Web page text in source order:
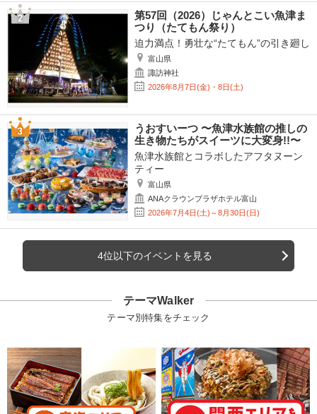
第57回（2026）じゃんとこい魚津ま
つり（たてもん祭り）
迫力満点！勇壮な“たてもん”の引き廻し
富山県
諏訪神社
2026年8月7日(金)・8日(土)
うおすいーつ 〜魚津水族館の推しの
生き物たちがスイーツに大変身!!〜
魚津水族館とコラボしたアフタヌーン
ティー
富山県
ANAクラウンプラザホテル富山
2026年7月4日(土)～8月30日(日)
4位以下のイベントを見る
テーマWalker
テーマ別特集をチェック